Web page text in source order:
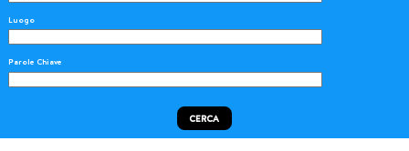
Luogo
Parole Chiave
CERCA